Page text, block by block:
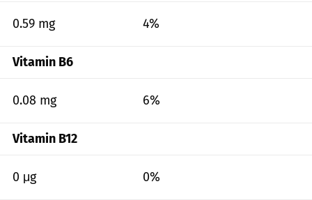
0.59 mg 4%
Vitamin B6
0.08 mg 6%
Vitamin B12
0 μg 0%